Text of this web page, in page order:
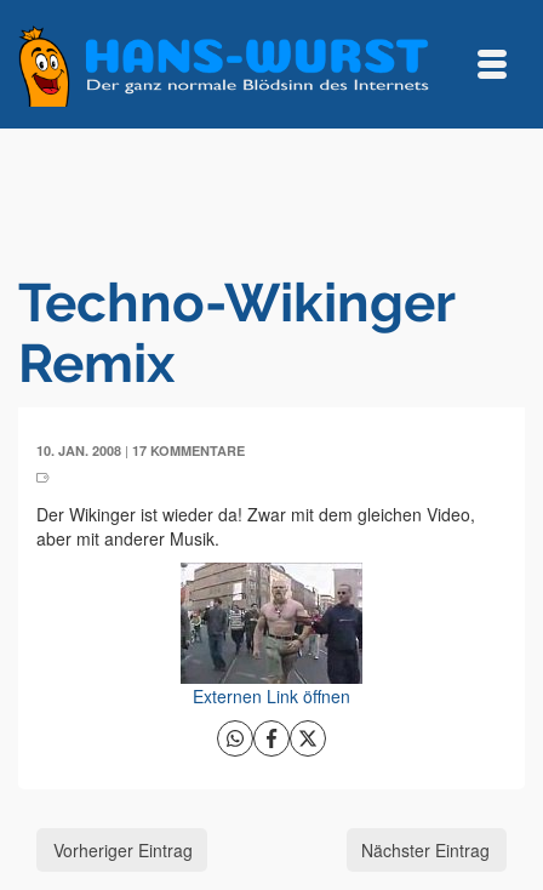
Techno-Wikinger
Remix
10. JAN. 2008 | 17 KOMMENTARE
Der Wikinger ist wieder da! Zwar mit dem gleichen Video,
aber mit anderer Musik.
Externen Link öffnen
Vorheriger Eintrag Nächster Eintrag